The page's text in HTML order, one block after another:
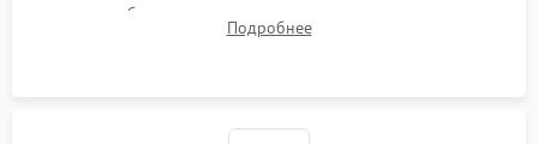
жалоб на отсутствие слива, нагрева, вращения
разбрызгивателей или срабатывание системы защиты
Подробнее